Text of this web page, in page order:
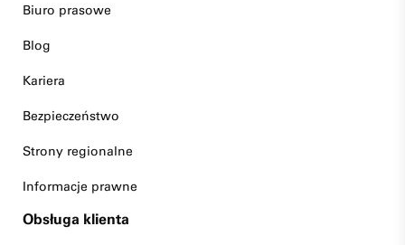
Biuro prasowe
Blog
Kariera
Bezpieczeństwo
Strony regionalne
Informacje prawne
Obsługa klienta